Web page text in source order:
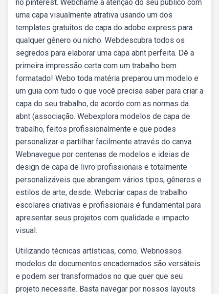
no pinterest. Webchame a atenção do seu público com
uma capa visualmente atrativa usando um dos
templates gratuitos de capa do adobe express para
qualquer gênero ou nicho. Webdescubra todos os
segredos para elaborar uma capa abnt perfeita. Dê a
primeira impressão certa com um trabalho bem
formatado! Webo toda matéria preparou um modelo e
um guia com tudo o que você precisa saber para criar a
capa do seu trabalho, de acordo com as normas da
abnt (associação. Webexplora modelos de capa de
trabalho, feitos profissionalmente e que podes
personalizar e partilhar facilmente através do canva.
Webnavegue por centenas de modelos e ideias de
design de capa de livro profissionais e totalmente
personalizáveis que abrangem vários tipos, gêneros e
estilos de arte, desde. Webcriar capas de trabalho
escolares criativas e profissionais é fundamental para
apresentar seus projetos com qualidade e impacto
visual.
Utilizando técnicas artísticas, como. Webnossos
modelos de documentos encadernados são versáteis
e podem ser transformados no que quer que seu
projeto necessite. Basta navegar por nossos layouts